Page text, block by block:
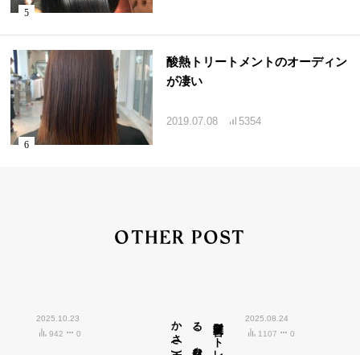
酸熱トリートメントのオーディン
が凄い
2019.07.08 5354
OTHER POST
2025.10.23
942
0 広島市中区紙屋町)
2025.08.24
1107
0